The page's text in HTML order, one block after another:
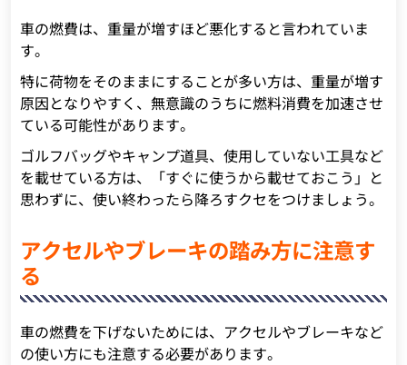
車の燃費は、重量が増すほど悪化すると言われていま
す。
特に荷物をそのままにすることが多い方は、重量が増す
原因となりやすく、無意識のうちに燃料消費を加速させ
ている可能性があります。
ゴルフバッグやキャンプ道具、使用していない工具など
を載せている方は、「すぐに使うから載せておこう」と
思わずに、使い終わったら降ろすクセをつけましょう。
アクセルやブレーキの踏み方に注意す
る
車の燃費を下げないためには、アクセルやブレーキなど
の使い方にも注意する必要があります。